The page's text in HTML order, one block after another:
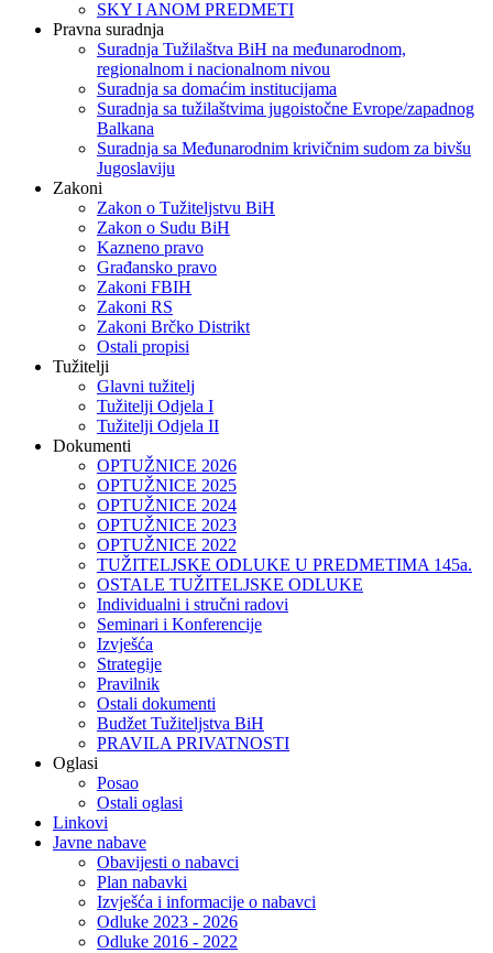
SKY I ANOM PREDMETI
Pravna suradnja
Suradnja Tužilaštva BiH na međunarodnom,
regionalnom i nacionalnom nivou
Suradnja sa domaćim institucijama
Suradnja sa tužilaštvima jugoistočne Evrope/zapadnog
Balkana
Suradnja sa Međunarodnim krivičnim sudom za bivšu
Jugoslaviju
Zakoni
Zakon o Тužiteljstvu BiH
Zakon o Sudu BiH
Kazneno pravo
Građansko pravo
Zakoni FBIH
Zakoni RS
Zakoni Brčko Distrikt
Ostali propisi
Tužitelji
Glavni tužitelj
Tužitelji Odjela I
Tužitelji Odjela II
Dokumenti
OPTUŽNICE 2026
OPTUŽNICE 2025
OPTUŽNICE 2024
OPTUŽNICE 2023
OPTUŽNICE 2022
TUŽITELJSKE ODLUKE U PREDMETIMA 145a.
OSTALE TUŽITELJSKE ODLUKE
Individualni i stručni radovi
Seminari i Konferencije
Izvješća
Strategije
Pravilnik
Ostali dokumenti
Budžet Tužiteljstva BiH
PRAVILA PRIVATNOSTI
Oglasi
Posao
Ostali oglasi
Linkovi
Javne nabave
Obavijesti o nabavci
Plan nabavki
Izvješća i informacije o nabavci
Odluke 2023 - 2026
Odluke 2016 - 2022